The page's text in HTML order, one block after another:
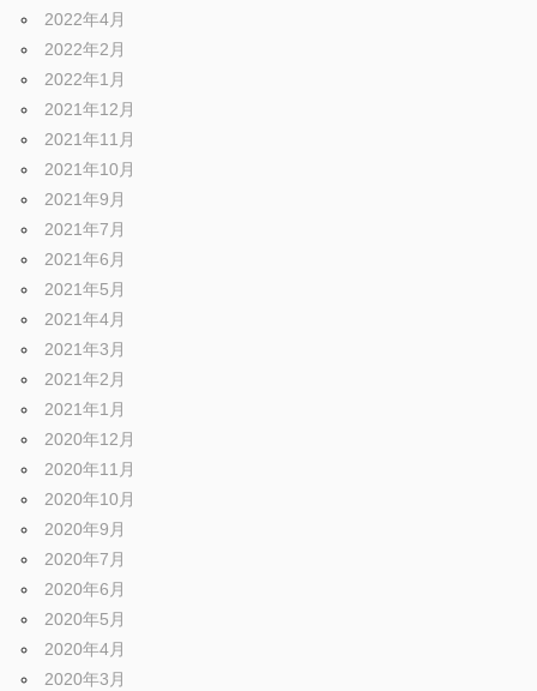
2022年4月
2022年2月
2022年1月
2021年12月
2021年11月
2021年10月
2021年9月
2021年7月
2021年6月
2021年5月
2021年4月
2021年3月
2021年2月
2021年1月
2020年12月
2020年11月
2020年10月
2020年9月
2020年7月
2020年6月
2020年5月
2020年4月
2020年3月